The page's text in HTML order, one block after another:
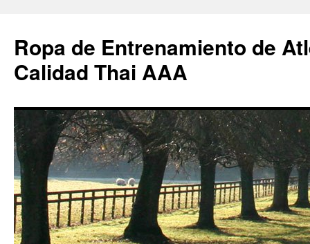
Ropa de Entrenamiento de
Calidad Thai AAA